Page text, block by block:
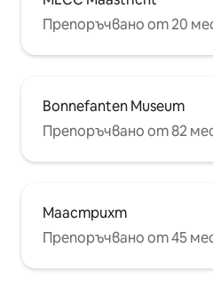
Препоръчвано от 20
Bonnefanten Museum
Препоръчвано от 82
Маастрихт
Препоръчвано от 45